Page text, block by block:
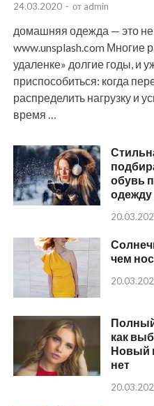
24.03.2020 - от admin
домашняя одежда — это не
www.unsplash.com Многие
удаленке» долгие годы, и
приспособиться: когда
распределить нагрузку и
время …
обувь
одежду
чем
как
Новый
нет